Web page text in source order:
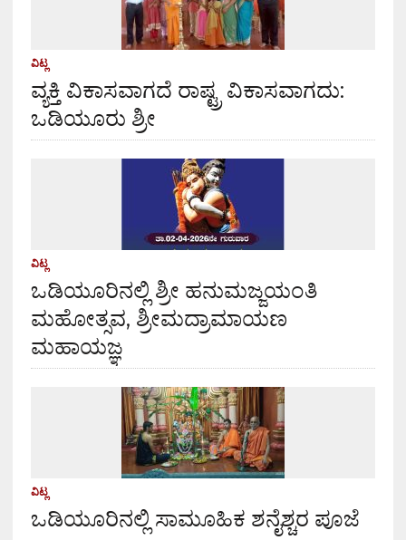
ವಿಟ್ಲ
ವ್ಯಕ್ತಿ ವಿಕಾಸವಾಗದೆ ರಾಷ್ಟ್ರ ವಿಕಾಸವಾಗದು:
ಒಡಿಯೂರು ಶ್ರೀ
ವಿಟ್ಲ
ಒಡಿಯೂರಿನಲ್ಲಿ ಶ್ರೀ ಹನುಮಜ್ಜಯಂತಿ
ಮಹೋತ್ಸವ, ಶ್ರೀಮದ್ರಾಮಾಯಣ
ಮಹಾಯಜ್ಞ
ವಿಟ್ಲ
ಒಡಿಯೂರಿನಲ್ಲಿ ಸಾಮೂಹಿಕ ಶನೈಶ್ಚರ ಪೂಜೆ